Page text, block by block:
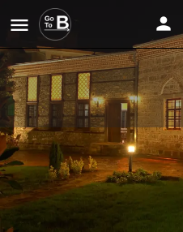
Haraççıoğlu
Merkezi